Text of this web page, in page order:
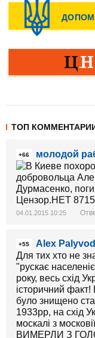
ТОП
+66 молодой
04.01.2015 10:25
+55
Alex
Для тих хто не
"рускає
року, весь схід
історичний факт!
було знищено
1933рр, на схід
москалі з
ВИМЕРЛИ З